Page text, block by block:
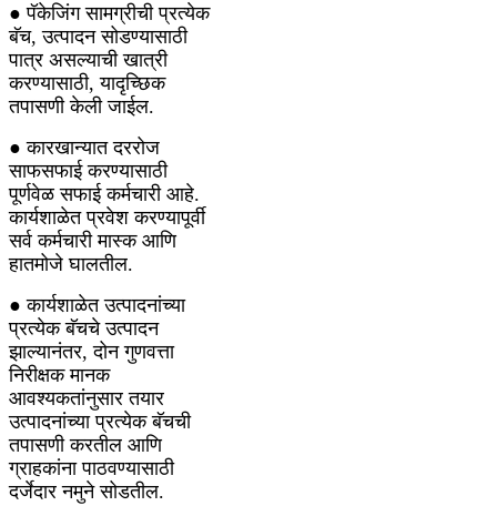
● पॅकेजिंग सामग्रीची प्रत्येक
बॅच, उत्पादन सोडण्यासाठी
पात्र असल्याची खात्री
करण्यासाठी, यादृच्छिक
तपासणी केली जाईल.
● कारखान्यात दररोज
साफसफाई करण्यासाठी
पूर्णवेळ सफाई कर्मचारी आहे.
कार्यशाळेत प्रवेश करण्यापूर्वी
सर्व कर्मचारी मास्क आणि
हातमोजे घालतील.
● कार्यशाळेत उत्पादनांच्या
प्रत्येक बॅचचे उत्पादन
झाल्यानंतर, दोन गुणवत्ता
निरीक्षक मानक
आवश्यकतांनुसार तयार
उत्पादनांच्या प्रत्येक बॅचची
तपासणी करतील आणि
ग्राहकांना पाठवण्यासाठी
दर्जेदार नमुने सोडतील.